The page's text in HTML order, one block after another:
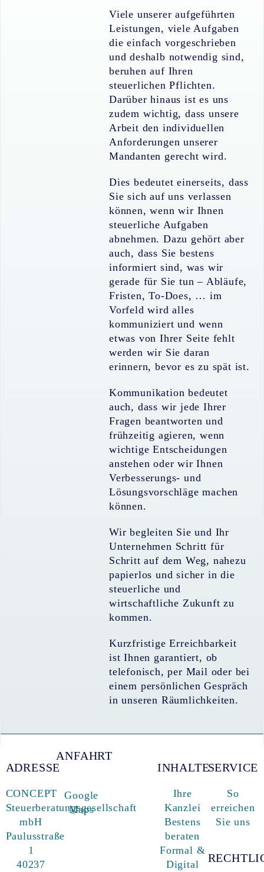
Viele unserer aufgeführten
Leistungen, viele Aufgaben
die einfach vorgeschrieben
und deshalb notwendig sind,
beruhen auf Ihren
steuerlichen Pflichten.
Darüber hinaus ist es uns
zudem wichtig, dass unsere
Arbeit den individuellen
Anforderungen unserer
Mandanten gerecht wird.
Dies bedeutet einerseits, dass
Sie sich auf uns verlassen
können, wenn wir Ihnen
steuerliche Aufgaben
abnehmen. Dazu gehört aber
auch, dass Sie bestens
informiert sind, was wir
gerade für Sie tun – Abläufe,
Fristen, To-Does, … im
Vorfeld wird alles
kommuniziert und wenn
etwas von Ihrer Seite fehlt
werden wir Sie daran
erinnern, bevor es zu spät ist.
Kommunikation bedeutet
auch, dass wir jede Ihrer
Fragen beantworten und
frühzeitig agieren, wenn
wichtige Entscheidungen
anstehen oder wir Ihnen
Verbesserungs- und
Lösungsvorschläge machen
können.
Wir begleiten Sie und Ihr
Unternehmen Schritt für
Schritt auf dem Weg, nahezu
papierlos und sicher in die
steuerliche und
wirtschaftliche Zukunft zu
kommen.
Kurzfristige Erreichbarkeit
ist Ihnen garantiert, ob
telefonisch, per Mail oder bei
einem persönlichen Gespräch
in unseren Räumlichkeiten.
ADRESSE
CONCEPT
Steuerberatungsgesellschaft
mbH
Paulusstraße
1
40237
ANFAHRT
Google
Maps
INHALTE
Ihre
Kanzlei
Bestens
beraten
Formal &
Digital
SERVICE
So
erreichen
Sie uns